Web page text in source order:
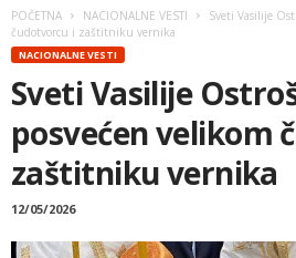
POČETNA NACIONALNE VESTI
Sveti Vasilije
čudotvorcu i zaštitniku vernika
NACIONALNE VESTI
Sveti Vasilije
posvećen velikom
zaštitniku vernika
12/05/2026